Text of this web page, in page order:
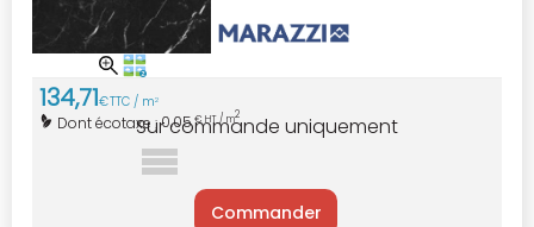
134,71€TTC / m2
Dont écotaxe :0,05€ HT / m2
Sur commande uniquement
Commander